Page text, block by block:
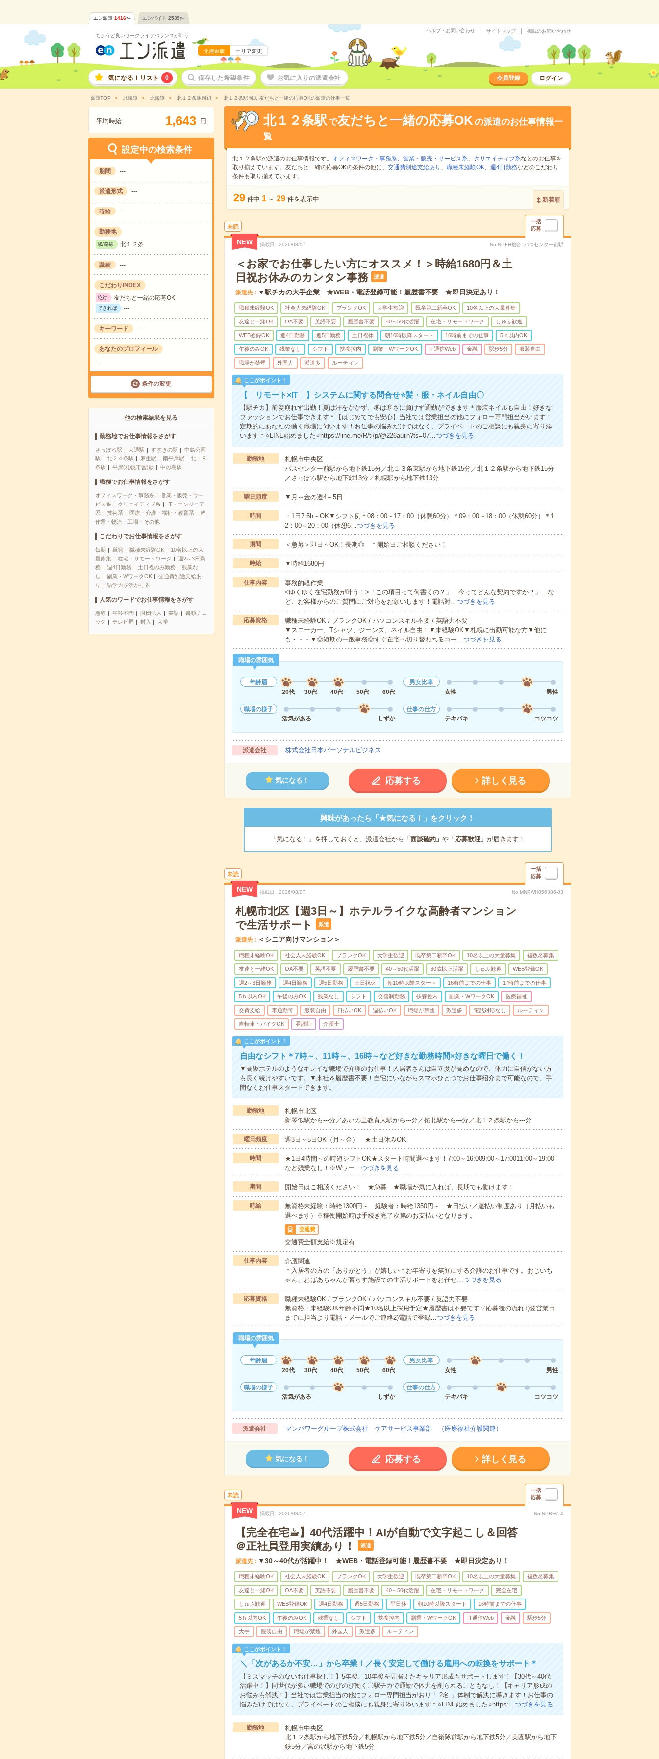
エン派遣 1416件 エンバイト 2539件
ちょうど良いワークライフバランスが叶う
北海道版 エリア変更
ヘルプ・お問い合わせ サイトマップ 掲載のお問い合わせ
気になる！リスト 0 保存した希望条件 お気に入りの派遣会社 会員登録 ログイン
派遣TOP 北海道 北海道 北１２条駅周辺 北１２条駅周辺 友だちと一緒の応募OKの派遣の仕事一覧
平均時給: 1,643 円
設定中の検索条件
期間 ---
派遣形式 ---
時給 ---
勤務地
駅/路線 北１２条
職種 ---
こだわりINDEX
絶対 友だちと一緒の応募OK
できれば ---
キーワード ---
あなたのプロフィール
---
条件の変更
他の検索結果を見る
勤務地でお仕事情報をさがす
さっぽろ駅 大通駅 すすきの駅
中島公園
駅
北２４条駅 麻生駅 南平岸駅
北１８
条駅
平岸(札幌市営)駅 中の島駅
職種でお仕事情報をさがす
オフィスワーク・事務系
営業・販売・サー
ビス系
クリエイティブ系
IT・エンジニア
系
技術系 医療・介護・福祉・教育系
軽
作業・物流・工場・その他
こだわりでお仕事情報をさがす
短期 単発 職種未経験OK
10名以上の大
量募集
在宅・リモートワーク
週2～3日勤
務
週4日勤務 土日祝のみ勤務
残業な
し
副業・WワークOK
交通費別途支給あ
り
語学力が活かせる
人気のワードでお仕事情報をさがす
急募 年齢不問 財団法人 英語
書類チェ
ック
テレビ局 封入 大学
北１２条駅 で友だちと一緒の応募OKの派遣のお仕事情報一
覧
北１２条駅の派遣のお仕事情報です。 オフィスワーク・事務系、 営業・販売・サービス系、 クリエイティブ系などのお仕事を
取り揃えています。友だちと一緒の応募OKの条件の他に、 交通費別途支給あり 、 職種未経験OK、 週4日勤務などのこだわり
条件も取り揃えています。
29 件中 1 ～ 29 件を表示中 新着順
未読
一括
応募
NEW 掲載日 2026/08/07 No.NPBH複合_バスセンター前駅
＜お家でお仕事したい方にオススメ！＞時給1680円＆土
日祝お休みのカンタン事務
派遣
派遣先 ▼駅チカの大手企業 ★WEB・電話登録可能！履歴書不要 ★即日決定あり！
職種未経験OK 社会人未経験OK ブランクOK 大学生歓迎 既卒第二新卒OK 10名以上の大量募集
友達と一緒OK OA不要 英語不要 履歴書不要 40～50代活躍 在宅・リモートワーク しゅふ歓迎
WEB登録OK 週4日勤務 週5日勤務 土日祝休 朝10時以降スタート 16時前までの仕事 5ｈ以内OK
午後のみOK 残業なし シフト 扶養控内 副業・WワークOK IT通信Web 金融 駅歩5分 服装自由
職場が禁煙 外国人 派遣多 ルーティン
ここがポイント！
【 リモート×IT 】システムに関する問合せ⭐髪・服・ネイル自由〇
【駅チカ】前髪崩れず出勤！夏は汗をかかず、冬は寒さに負けず通勤ができます＊服装ネイルも自由！好きな
ファッションでお仕事できます＊【はじめてでも安心】当社では営業担当の他にフォロー専門担当がいます！
定期的にあなたの働く職場に伺います！お仕事の悩みだけではなく、プライベートのご相談にも親身に寄り添
います＊⭐LINE始めました⭐https://line.me/R/ti/p/@226auiih?ts=07…つづきを見る
勤務地
札幌市中央区
バスセンター前駅から地下鉄15分／北１３条東駅から地下鉄15分／北１２条駅から地下鉄15分
／さっぽろ駅から地下鉄13分／札幌駅から地下鉄13分
曜日頻度 ▼月～金の週4～5日
時間
・1日7.5h～OK▼シフト例＊08：00～17：00（休憩60分）＊09：00～18：00（休憩60分）＊1
2：00～20：00（休憩6…つづきを見る
期間 ＜急募＞即日～OK！長期◎ ＊開始日ご相談ください！
時給 ▼時給1680円
仕事内容
事務的軽作業
<ゆくゆく在宅勤務が叶う！>「この項目って何書くの？」「今ってどんな契約ですか？」…な
ど、お客様からのご質問にご対応をお願いします！電話対…つづきを見る
応募資格
職種未経験OK / ブランクOK / パソコンスキル不要 / 英語力不要
▼スニーカー、Tシャツ、ジーンズ、ネイル自由！▼未経験OK▼札幌に出勤可能な方▼他に
も・・・▼◎短期の一般事務◎すぐ在宅へ切り替われるコー…つづきを見る
職場の雰囲気
年齢層
20代
30代 40代 50代 60代
男女比率
女性
男性
職場の様子
活気がある
しずか
仕事の仕方
テキパキ
コツコツ
派遣会社 株式会社日本パーソナルビジネス
気になる！ 応募する 詳しく見る
興味があったら「★気になる！」をクリック！
「気になる！」を押しておくと、派遣会社から 「面談確約」 や「応募歓迎」 が届きます！
未読
一括
応募
NEW 掲載日 2026/08/07 No.MNPWH856386-03
札幌市北区【週3日～】ホテルライクな高齢者マンション
で生活サポート
派遣
派遣先 ＜シニア向けマンション＞
職種未経験OK 社会人未経験OK ブランクOK 大学生歓迎 既卒第二新卒OK 10名以上の大量募集 複数名募集
友達と一緒OK OA不要 英語不要 履歴書不要 40～50代活躍 60歳以上活躍 しゅふ歓迎 WEB登録OK
週2～3日勤務 週4日勤務 週5日勤務 土日祝休 朝10時以降スタート 16時前までの仕事 17時前までの仕事
5ｈ以内OK 午後のみOK 残業なし シフト 交替制勤務 扶養控内 副業・WワークOK 医療福祉
交費支給 車通勤可 服装自由 日払いOK 週払いOK 職場が禁煙 派遣多 電話対応なし ルーティン
自転車・バイクOK 看護師 介護士
ここがポイント！
自由なシフト＊7時～、11時～、16時～など好きな勤務時間×好きな曜日で働く！
▼高級ホテルのようなキレイな職場で介護のお仕事！入居者さんは自立度が高めなので、体力に自信がない方
も長く続けやすいです。▼来社＆履歴書不要！自宅にいながらスマホひとつでお仕事紹介まで可能なので、手
間なくお仕事スタートできます。
勤務地
札幌市北区
新琴似駅から---分／あいの里教育大駅から---分／拓北駅から---分／北１２条駅から---分
曜日頻度 週3日～5日OK（月～金） ★土日休みOK
時間
★1日4時間～の時短シフトOK★スタート時間選べます！7:00～16:009:00～17:0011:00～19:00
など残業なし！※Wワー…つづきを見る
期間 開始日はご相談ください！ ★急募 ★職場が気に入れば、長期でも働けます！
時給
無資格未経験：時給1300円～ 経験者：時給1350円～ ★日払い／週払い制度あり（月払いも
選べます）※稼働開始時は手続き完了次第のお支払いとなります。
交通費
交通費全額支給※規定有
仕事内容
介護関連
＊入居者の方の「ありがとう」が嬉しい＊お年寄りを笑顔にする介護のお仕事です。おじいち
ゃん、おばあちゃんが暮らす施設での生活サポートをお任せ…つづきを見る
応募資格
職種未経験OK / ブランクOK / パソコンスキル不要 / 英語力不要
無資格・未経験OK年齢不問★10名以上採用予定★履歴書は不要です▽応募後の流れ1)翌営業日
までに担当より電話・メールでご連絡2)電話で登録…つづきを見る
職場の雰囲気
年齢層
20代
30代 40代 50代 60代
男女比率
女性
男性
職場の様子
活気がある
しずか
仕事の仕方
テキパキ
コツコツ
派遣会社 マンパワーグループ株式会社 ケアサービス事業部 （医療福祉介護関連）
気になる！ 応募する 詳しく見る
未読
一括
応募
NEW 掲載日 2026/08/07 No.NPBHA-4
【完全在宅☕︎】40代活躍中！AIが自動で文字起こし＆回答
＠正社員登用実績あり！
派遣
派遣先 ▼30～40代が活躍中！ ★WEB・電話登録可能！履歴書不要 ★即日決定あり！
職種未経験OK 社会人未経験OK ブランクOK 大学生歓迎 既卒第二新卒OK 10名以上の大量募集 複数名募集
友達と一緒OK OA不要 英語不要 履歴書不要 40～50代活躍 在宅・リモートワーク 完全在宅
しゅふ歓迎 WEB登録OK 週4日勤務 週5日勤務 平日休 朝10時以降スタート 16時前までの仕事
5ｈ以内OK 午後のみOK 残業なし シフト 扶養控内 副業・WワークOK IT通信Web 金融 駅歩5分
大手 服装自由 職場が禁煙 外国人 派遣多 ルーティン
ここがポイント！
＼「次があるか不安…」から卒業！／長く安定して働ける雇用への転換をサポート＊
【ミスマッチのないお仕事探し！】5年後、10年後を見据えたキャリア形成もサポートします！【30代～40代
活躍中！】同世代が多い職場でのびのび働く〇駅チカで通勤で体力を削られることもなし！【キャリア形成の
お悩みも解決！】当社では営業担当の他にフォロー専門担当がおり「 2名 」体制で解決に導きます！お仕事の
悩みだけではなく、プライベートのご相談にも親身に寄り添います＊⭐LINE始めました⭐https:…つづきを見る
勤務地
札幌市中央区
北１２条駅から地下鉄5分／札幌駅から地下鉄5分／自衛隊前駅から地下鉄5分／美園駅から地下
鉄5分／宮の沢駅から地下鉄5分